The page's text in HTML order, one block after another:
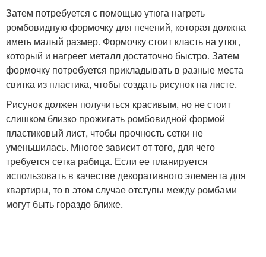
Затем потребуется с помощью утюга нагреть
ромбовидную формочку для печений, которая должна
иметь малый размер. Формочку стоит класть на утюг,
который и нагреет металл достаточно быстро. Затем
формочку потребуется прикладывать в разные места
свитка из пластика, чтобы создать рисунок на листе.
Рисунок должен получиться красивым, но не стоит
слишком близко прожигать ромбовидной формой
пластиковый лист, чтобы прочность сетки не
уменьшилась. Многое зависит от того, для чего
требуется сетка рабица. Если ее планируется
использовать в качестве декоративного элемента для
квартиры, то в этом случае отступы между ромбами
могут быть гораздо ближе.